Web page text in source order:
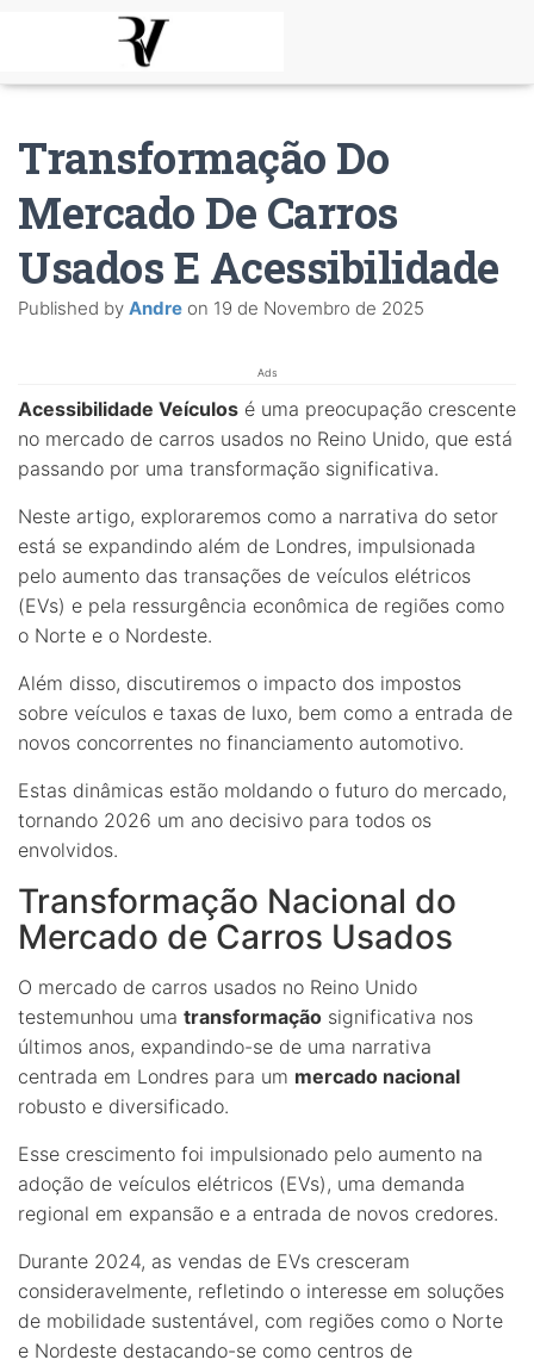
Transformação Do
Mercado De Carros
Usados E Acessibilidade
Published by Andre on 19 de Novembro de 2025
Ads
Acessibilidade Veículos é uma preocupação crescente
no mercado de carros usados no Reino Unido, que está
passando por uma transformação significativa.
Neste artigo, exploraremos como a narrativa do setor
está se expandindo além de Londres, impulsionada
pelo aumento das transações de veículos elétricos
(EVs) e pela ressurgência econômica de regiões como
o Norte e o Nordeste.
Além disso, discutiremos o impacto dos impostos
sobre veículos e taxas de luxo, bem como a entrada de
novos concorrentes no financiamento automotivo.
Estas dinâmicas estão moldando o futuro do mercado,
tornando 2026 um ano decisivo para todos os
envolvidos.
Transformação Nacional do
Mercado de Carros Usados
O mercado de carros usados no Reino Unido
testemunhou uma transformação significativa nos
últimos anos, expandindo-se de uma narrativa
centrada em Londres para um mercado nacional
robusto e diversificado.
Esse crescimento foi impulsionado pelo aumento na
adoção de veículos elétricos (EVs), uma demanda
regional em expansão e a entrada de novos credores.
Durante 2024, as vendas de EVs cresceram
consideravelmente, refletindo o interesse em soluções
de mobilidade sustentável, com regiões como o Norte
e Nordeste destacando-se como centros de